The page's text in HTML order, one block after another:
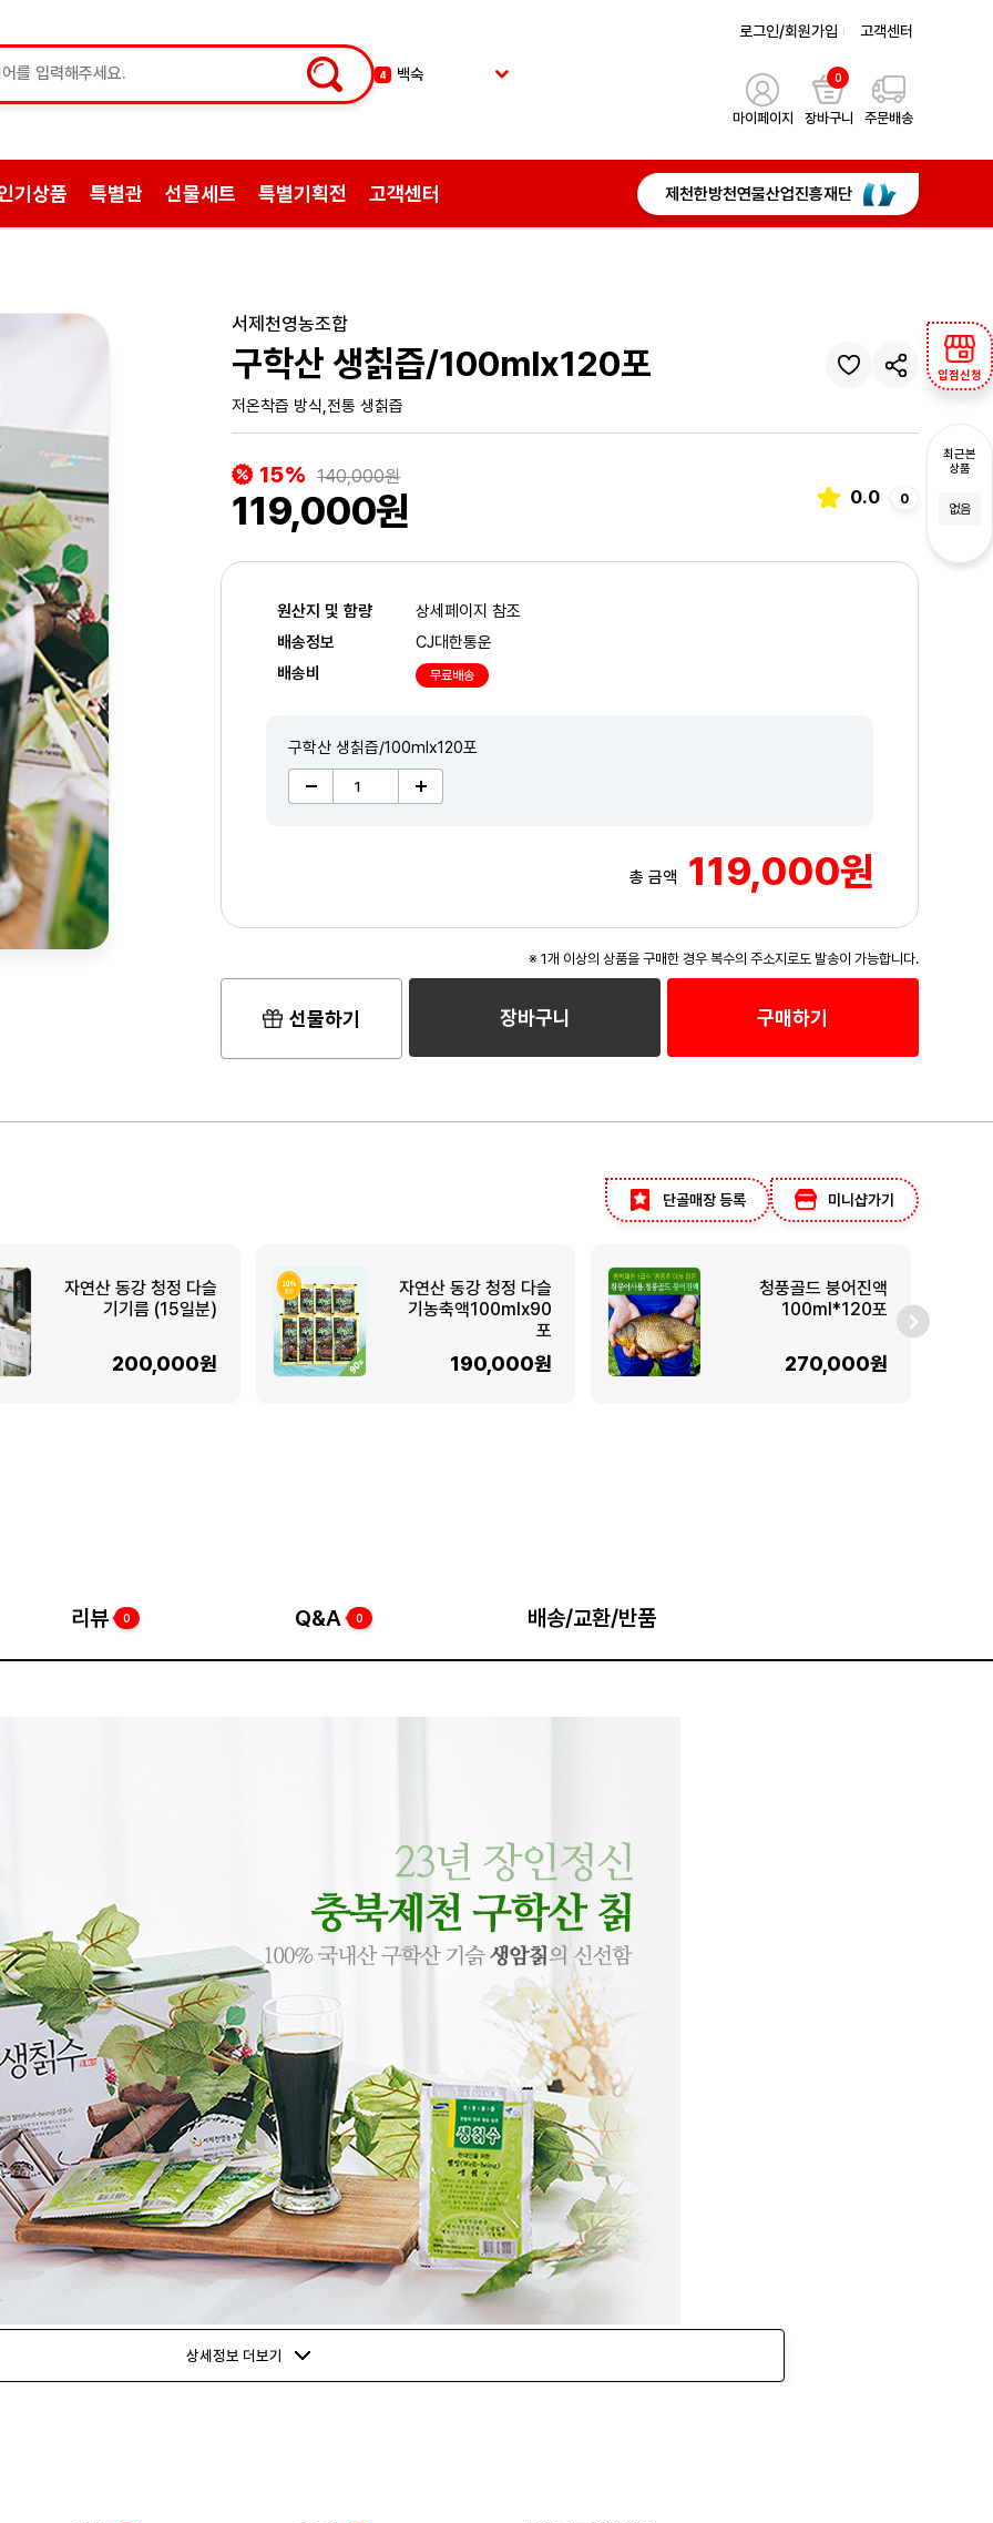
5 황기
한방엑스포
로그인/회원가입 고객센터
마이페이지
0
장바구니 주문배송
기상품 특별관 선물세트 특별기획전 고객센터 제천한방천연물산업진흥재단
입점신청
최근본
상품
없음
2/3 3/3
서제천영농조합
구학산 생칡즙/100mlx120포
저온착즙 방식,전통 생칡즙
15% 140,000원
119,000원 0.0 0
원산지 및 함량
상세페이지 참조
배송정보
CJ대한통운
배송비
무료배송
구학산 생칡즙/100mlx120포
총 금액 119,000원
※ 1개 이상의 상품을 구매한 경우 복수의 주소지로도 발송이 가능합니다.
선물하기 장바구니 구매하기
단골매장 등록 미니샵가기
자연산 동강 청정 다슬
기기름 (15일분)
200,000원
자연산 동강 청정 다슬
기농축액100mlx90
포
190,000원
청풍골드 붕어진액
100ml*120포
270,000원
리뷰 0 Q&A 0 배송/교환/반품
상세정보 더보기